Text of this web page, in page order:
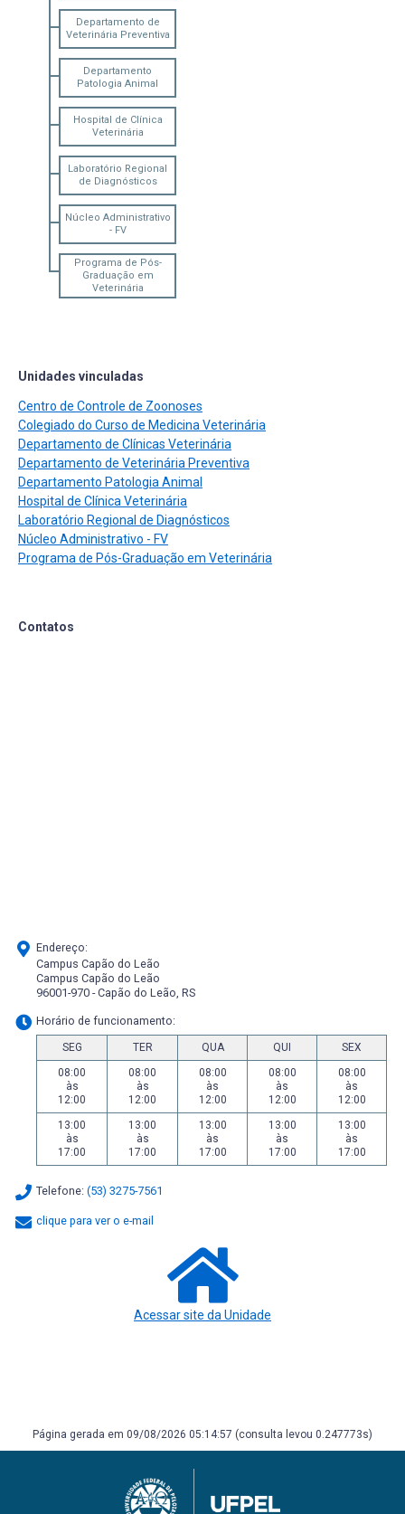
Departamento de
Veterinária Preventiva
Departamento
Patologia Animal
Hospital de Clínica
Veterinária
Laboratório Regional
de Diagnósticos
Núcleo Administrativo
- FV
Programa de Pós-
Graduação em
Veterinária
Unidades vinculadas
Centro de Controle de Zoonoses
Colegiado do Curso de Medicina Veterinária
Departamento de Clínicas Veterinária
Departamento de Veterinária Preventiva
Departamento Patologia Animal
Hospital de Clínica Veterinária
Laboratório Regional de Diagnósticos
Núcleo Administrativo - FV
Programa de Pós-Graduação em Veterinária
Contatos
Endereço:
Campus Capão do Leão
Campus Capão do Leão
96001-970 - Capão do Leão, RS
Horário de funcionamento:
SEG TER QUA QUI
SEX
08:00
às
12:00
08:00
às
12:00
08:00
às
12:00
08:00
às
12:00
08:00
às
12:00
13:00
às
17:00
13:00
às
17:00
13:00
às
17:00
13:00
às
17:00
13:00
às
17:00
Telefone: (53) 3275-7561
clique para ver o e-mail
Acessar site da Unidade
Página gerada em 09/08/2026 05:14:57 (consulta levou 0.247773s)